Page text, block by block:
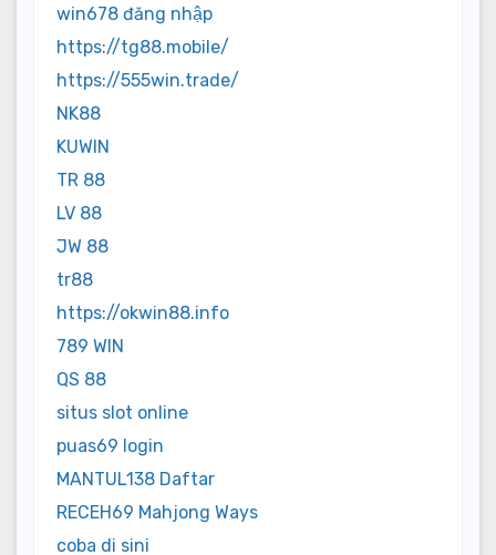
win678 đăng nhập
https://tg88.mobile/
https://555win.trade/
NK88
KUWIN
TR 88
LV 88
JW 88
tr88
https://okwin88.info
789 WIN
QS 88
situs slot online
puas69 login
MANTUL138 Daftar
RECEH69 Mahjong Ways
coba di sini